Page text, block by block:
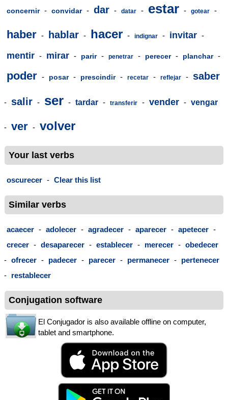
concernir - convidar - dar - datar - estar - gotear -
haber - hablar - hacer - indignar - invitar -
mentir - mirar - parir - penetrar - perecer - planchar -
poder - posar - prescindir - recetar - reflejar - saber
- salir - ser - tardar - transferir - vender - vengar
- ver - volver
Your last verbs
oscurecer - Clear this list
Similar verbs
acaecer - adolecer - agradecer - aparecer - apetecer -
crecer - desaparecer - establecer - merecer - obedecer
- ofrecer - padecer - parecer - permanecer - pertenecer
- restablecer
Conjugation software
El Conjugador is also available offline on computer,
tablet and smartphone.